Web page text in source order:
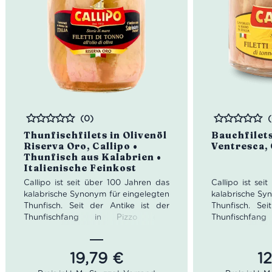
Thunfischfilets in Olivenöl
Riserva Oro, Callipo •
Thunfisch aus Kalabrien •
Italienische Feinkost
Bewertet
(0)
Callipo ist seit über 100 Jahren das
kalabrische Synonym für eingelegten
Thunfisch. Seit der Antike ist der
Thunfischfang in Pizzo eine
Giacinto Callipo das gleichnamige
Unternehmen. Da er zu den ersten
gehörten, der den Thunfisch auch
19,79 €
Ventresca,
Bewertet
Callipo ist seit
kalabrische
Thunfisch.
gehörten,